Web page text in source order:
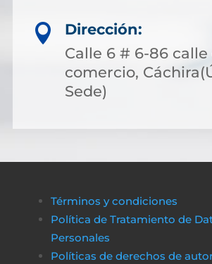

Dirección:
Calle 6 # 6-86 calle
comercio,
Sede)
Términos y condiciones
Política de Tratamiento de
Personales
Políticas de derechos de